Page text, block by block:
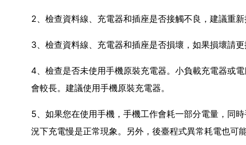
2、檢查資料線、充電器和插座是否接觸不良，建議重新
3、檢查資料線、充電器和插座是否損壞，如果損壞請更
4、檢查是否未使用手機原裝充電器。小負載充電器或
會較長。建議使用手機原裝充電器。
5、如果您在使用手機，手機工作會耗一部分電量，同
況下充電慢是正常現象。另外，後臺程式異常耗電也可